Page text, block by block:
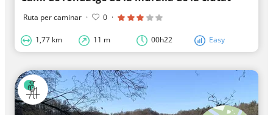
Ruta per caminar · 0 ·
1,77 km 11 m 00h22 Easy